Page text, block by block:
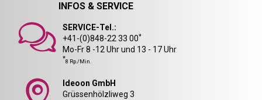
INFOS & SERVICE
SERVICE-Tel.:
+41-(0)848-22 33 00*
Mo-Fr 8 -12 Uhr und 13 - 17 Uhr
*8 Rp./Min.
Ideoon GmbH
Grüssenhölzliweg 3